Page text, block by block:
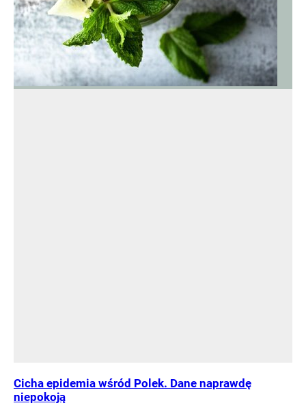
Cicha epidemia wśród Polek. Dane naprawdę
niepokoją